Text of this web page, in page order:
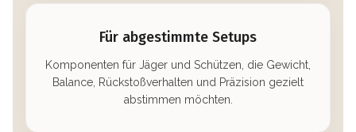
Für abgestimmte Setups
Komponenten für Jäger und Schützen, die Gewicht,
Balance, Rückstoßverhalten und Präzision gezielt
abstimmen möchten.